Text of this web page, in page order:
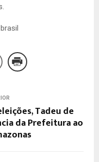
Tadeu de
da Prefeitura ao